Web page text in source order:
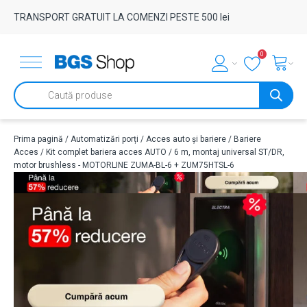
TRANSPORT GRATUIT LA COMENZI PESTE 500 lei
0
Products
search
Prima pagină / Automatizări porți / Acces auto și bariere / Bariere
Acces / Kit complet bariera acces AUTO / 6 m, montaj universal ST/DR,
motor brushless - MOTORLINE ZUMA-BL-6 + ZUM75HTSL-6